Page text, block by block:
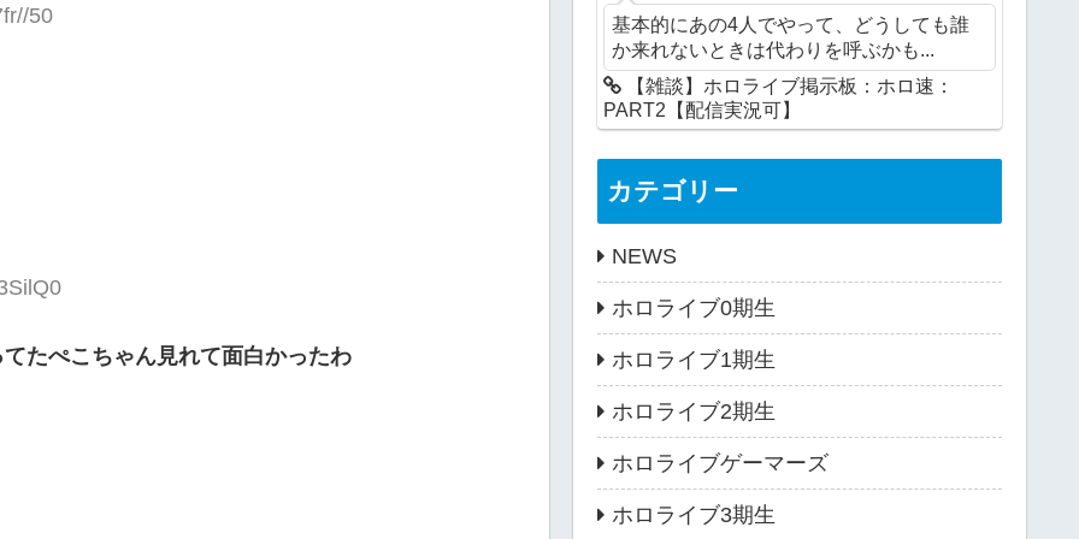
50
たぺこちゃん見れて面白かったわ
基本的にあの4人でやって、どうしても誰
か来れないときは代わりを呼ぶかも...
【雑談】ホロライブ掲示板：ホロ速：
PART2【配信実況可】
カテゴリー
NEWS
ホロライブ0期生
ホロライブ1期生
ホロライブ2期生
ホロライブゲーマーズ
ホロライブ3期生